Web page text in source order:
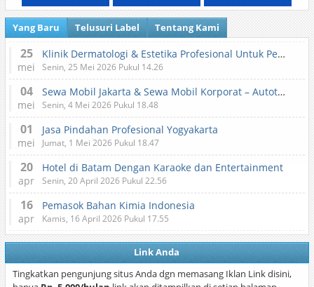
Yang Baru Telusuri Label Tentang Kami
25
mei
Klinik Dermatologi & Estetika Profesional Untuk Perawatan Kulit dan Kecantikan
Senin, 25 Mei 2026 Pukul 14.26
04
mei
Sewa Mobil Jakarta & Sewa Mobil Korporat – Autotranz Indonesia
Senin, 4 Mei 2026 Pukul 18.48
01
mei
Jasa Pindahan Profesional Yogyakarta
Jumat, 1 Mei 2026 Pukul 18.47
20
apr
Hotel di Batam Dengan Karaoke dan Entertainment
Senin, 20 April 2026 Pukul 22.56
16
apr
Pemasok Bahan Kimia Indonesia
Kamis, 16 April 2026 Pukul 17.55
Link Anda
Tingkatkan pengunjung situs Anda dgn memasang Iklan Link disini,